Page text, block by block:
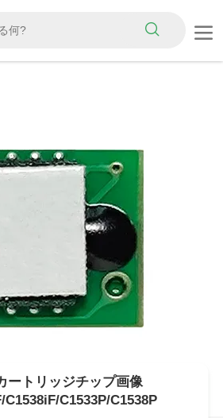
ートリッジチップ画像
C1538iF/C1533P/C1538P